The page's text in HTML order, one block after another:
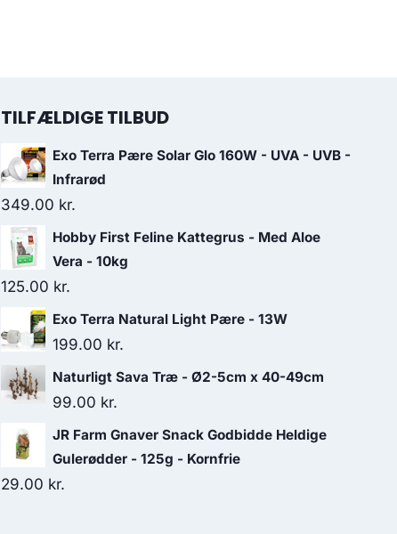
TILFÆLDIGE TILBUD
Exo Terra Pære Solar Glo 160W - UVA - UVB -
Infrarød
349.00 kr.
Hobby First Feline Kattegrus - Med Aloe
Vera - 10kg
125.00 kr.
Exo Terra Natural Light Pære - 13W
199.00 kr.
Naturligt Sava Træ - Ø2-5cm x 40-49cm
99.00 kr.
JR Farm Gnaver Snack Godbidde Heldige
Gulerødder - 125g - Kornfrie
29.00 kr.